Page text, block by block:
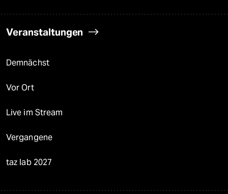
Veranstaltungen
Demnächst
Vor Ort
Live im Stream
Vergangene
taz lab 2027